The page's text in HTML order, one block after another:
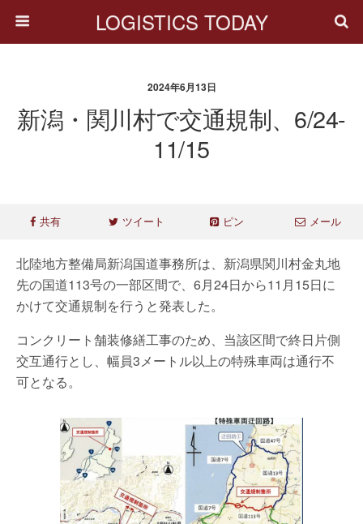
LOGISTICS TODAY
2024年6月13日
新潟・関川村で交通規制、6/24-
11/15
共有 ツイート ピン メール
北陸地方整備局新潟国道事務所は、新潟県関川村金丸地
先の国道113号の一部区間で、6月24日から11月15日に
かけて交通規制を行うと発表した。
コンクリート舗装修繕工事のため、当該区間で終日片側
交互通行とし、幅員3メートル以上の特殊車両は通行不
可となる。